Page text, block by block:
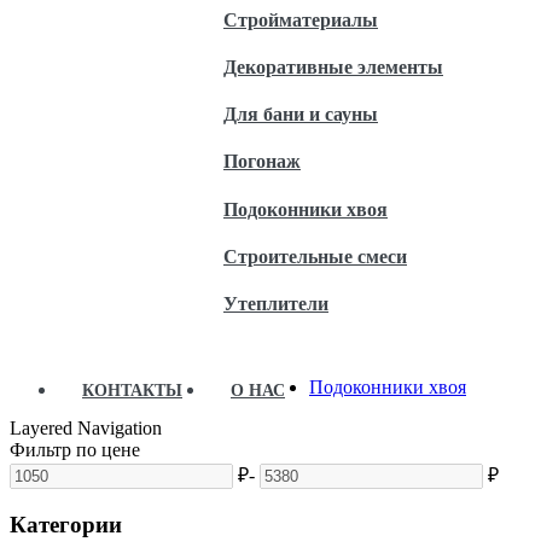
Стройматериалы
Декоративные элементы
Для бани и сауны
Погонаж
Подоконники хвоя
Строительные смеси
Утеплители
КОНТАКТЫ О НАС
Подоконники хвоя
Layered Navigation
Фильтр по цене
₽- ₽
Категории